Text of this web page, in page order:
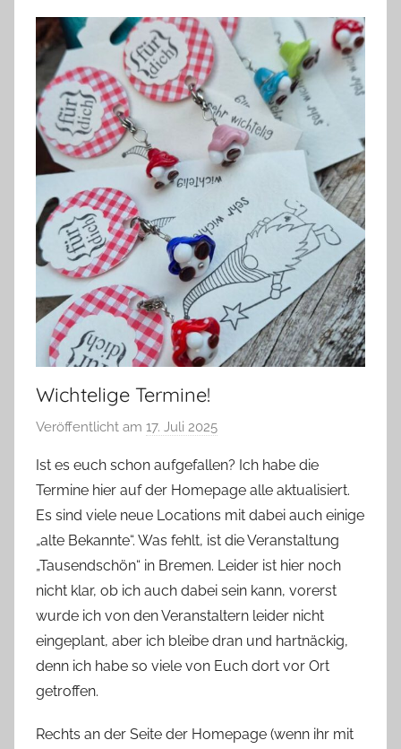
Wichtelige Termine!
Veröffentlicht am 17. Juli 2025
n
G
l
a
s
z
w
e
r
Ist es euch schon aufgefallen? Ich habe die
Termine hier auf der Homepage alle aktualisiert.
Es sind viele neue Locations mit dabei auch einige
„alte Bekannte“. Was fehlt, ist die Veranstaltung
„Tausendschön“ in Bremen. Leider ist hier noch
nicht klar, ob ich auch dabei sein kann, vorerst
wurde ich von den Veranstaltern leider nicht
eingeplant, aber ich bleibe dran und hartnäckig,
denn ich habe so viele von Euch dort vor Ort
getroffen.
Rechts an der Seite der Homepage (wenn ihr mit